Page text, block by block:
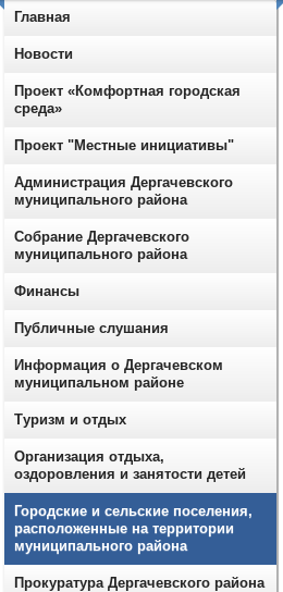
Главная
Новости
Проект «Комфортная городская
среда»
Проект "Местные инициативы"
Администрация Дергачевского
муниципального района
Собрание Дергачевского
муниципального района
Финансы
Публичные слушания
Информация о Дергачевском
муниципальном районе
Туризм и отдых
Организация отдыха,
оздоровления и занятости детей
Городские и сельские поселения,
расположенные на территории
муниципального района
Прокуратура Дергачевского района